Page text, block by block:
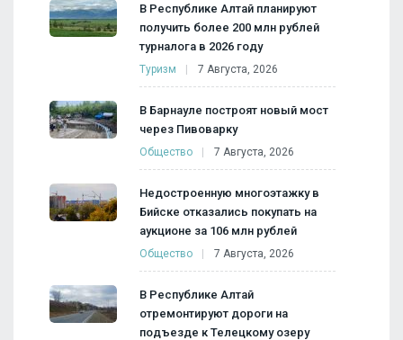
В Республике Алтай планируют
получить более 200 млн рублей
турналога в 2026 году
Туризм 7 Августа, 2026
В Барнауле построят новый мост
через Пивоварку
Общество 7 Августа, 2026
Недостроенную многоэтажку в
Бийске отказались покупать на
аукционе за 106 млн рублей
Общество 7 Августа, 2026
В Республике Алтай
отремонтируют дороги на
подъезде к Телецкому озеру